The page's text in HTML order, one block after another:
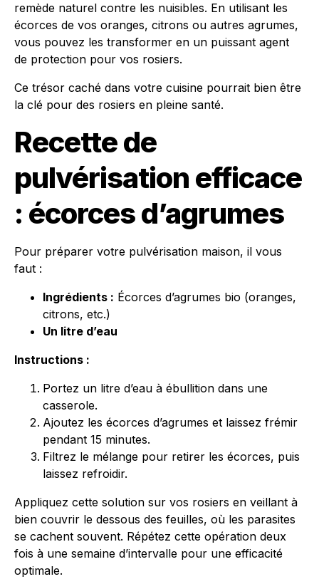
remède naturel contre les nuisibles. En utilisant les
écorces de vos oranges, citrons ou autres agrumes,
vous pouvez les transformer en un puissant agent
de protection pour vos rosiers.
Ce trésor caché dans votre cuisine pourrait bien être
la clé pour des rosiers en pleine santé.
Recette de
pulvérisation efficace
: écorces d’agrumes
Pour préparer votre pulvérisation maison, il vous
faut :
Ingrédients : Écorces d’agrumes bio (oranges,
citrons, etc.)
Un litre d’eau
Instructions :
Portez un litre d’eau à ébullition dans une
casserole.
Ajoutez les écorces d’agrumes et laissez frémir
pendant 15 minutes.
Filtrez le mélange pour retirer les écorces, puis
laissez refroidir.
Appliquez cette solution sur vos rosiers en veillant à
bien couvrir le dessous des feuilles, où les parasites
se cachent souvent. Répétez cette opération deux
fois à une semaine d’intervalle pour une efficacité
optimale.